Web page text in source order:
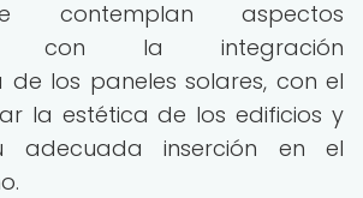
contemplan aspectos
con la integración
los paneles solares, con el
la estética de los edificios y
adecuada inserción en el